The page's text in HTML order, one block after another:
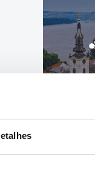
A
na